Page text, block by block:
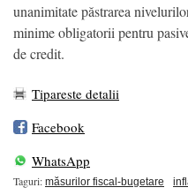
unanimitate păstrarea
minime obligatorii pentru
de credit.
Tipareste detalii
Facebook
WhatsApp
Taguri: măsurilor fiscal-bugetare